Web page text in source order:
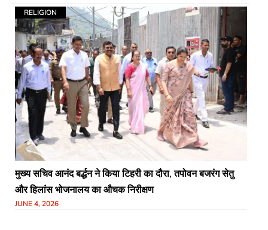
RELIGION
मुख्य सचिव आनंद बर्द्धन ने किया टिहरी का दौरा, तपोवन बजरंग सेतु
और हिलांस भोजनालय का औचक निरीक्षण
JUNE 4, 2026